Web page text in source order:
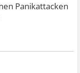
Panikattacken